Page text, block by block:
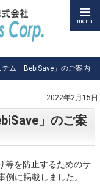
menu
ム「BebiSave」のご案内
2022年2月15日
」のご案
等を防止するためのサ
例に掲載しました。